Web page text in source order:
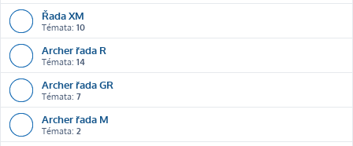
Řada XM
Témata: 10
Archer řada R
Témata: 14
Archer řada GR
Témata: 7
Archer řada M
Témata: 2